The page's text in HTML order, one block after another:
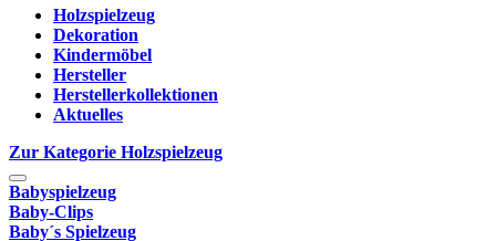
Holzspielzeug
Dekoration
Kindermöbel
Hersteller
Herstellerkollektionen
Aktuelles
Zur Kategorie Holzspielzeug
Babyspielzeug
Baby-Clips
Baby´s Spielzeug